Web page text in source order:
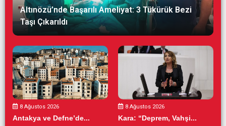
Altınözü’nde Başarılı Ameliyat: 3 Tükürük Bezi
Taşı Çıkarıldı
8 Ağustos 2026
Antakya ve Defne’de...
8 Ağustos 2026
Kara: “Deprem, Vahşi...